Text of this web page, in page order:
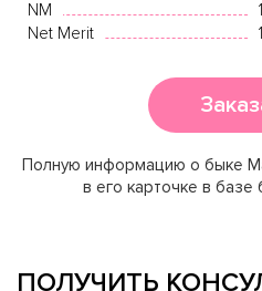
NM
Net Merit
Полную информацию о быке
в его карточке в базе
ПОЛУЧИТЬ